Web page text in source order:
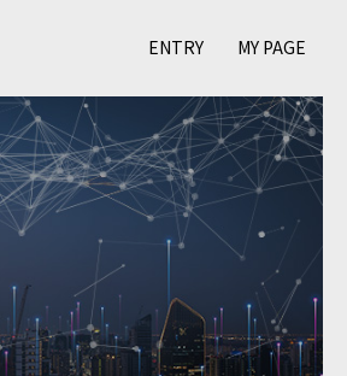
ENTRY MY PAGE